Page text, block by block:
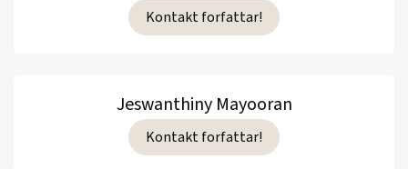
Kontakt forfattar!
Jeswanthiny Mayooran
Kontakt forfattar!